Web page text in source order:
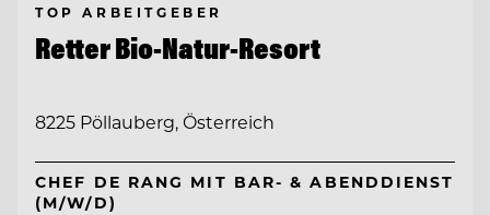
TOP ARBEITGEBER
Retter Bio-Natur-Resort
8225 Pöllauberg, Österreich
CHEF DE RANG MIT BAR- & ABENDDIENST
(M/W/D)